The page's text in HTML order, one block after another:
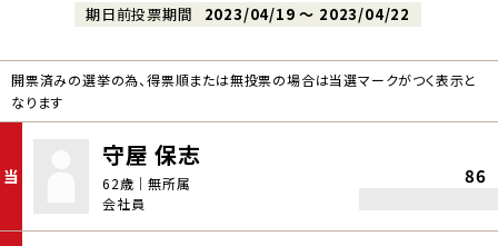
期日前投票期間
2023/04/19 〜 2023/04/22
開票済みの選挙の為、得票順または無投票の場合は当選マークがつく表示と
なります
当
守屋 保志
62歳｜無所属
会社員
86